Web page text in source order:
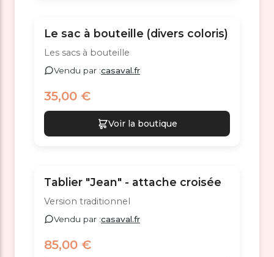
Le sac à bouteille (divers coloris)
Les sacs à bouteille
Vendu par :casaval.fr
35,00 €
Voir la boutique
Tablier "Jean" - attache croisée
Version traditionnel
Vendu par :casaval.fr
85,00 €